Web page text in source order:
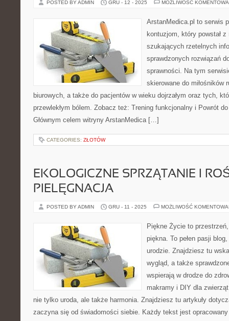
POSTED BY ADMIN GRU - 12 - 2025 MOŻLIWOŚĆ
ArstanMedica.pl to serwis
kontuzjom, który powstał
szukających rzetelnych
sprawdzonych rozwiązań
sprawności. Na tym
skierowane do miłośników
biurowych, a także do pacjentów w wieku dojrzałym oraz tych,
przewlekłym bólem. Zobacz też: Trening funkcjonalny i Powrót
Głównym celem witryny ArstanMedica […]
CATEGORIES: ZŁOTÓW
EKOLOGICZNE SPRZĄTANIE I
PIELĘGNACJA
POSTED BY ADMIN GRU - 11 - 2025 MOŻLIWOŚĆ
Piękne Życie to
piękna. To pełen pasji
urodzie. Znajdziesz tu
wygląd, a także
wspierają w drodze do
makramy i DIY dla
nie tylko uroda, ale także harmonia. Znajdziesz tu artykuły
zaczyna się od świadomości siebie. Każdy tekst jest